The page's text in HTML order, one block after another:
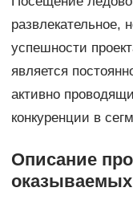
развлекательное,
успешности
является
активно
конкуренции в
Описание
оказываемых